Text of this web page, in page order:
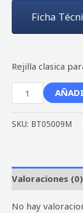
Ficha
Rejilla clasica
SKU: BT05009M
Valoraciones (0)
No hay